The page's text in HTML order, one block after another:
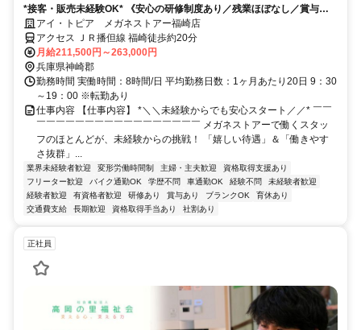
*接客・販売未経験OK* 《安心の研修制度あり／残業ほぼなし／賞与年2
回／インセンティブあり》
アイ・トピア メガネストアー福崎店
アクセス ＪＲ播但線 福崎徒歩約20分
月給211,500円～263,000円
兵庫県神崎郡
勤務時間 実働時間：8時間/日 平均勤務日数：1ヶ月あたり20日 9：30
～19：00 ※転勤あり
仕事内容 【仕事内容】 *＼＼未経験からでも安心スタート／／* ￣￣
￣￣￣￣￣￣￣￣￣￣￣￣￣￣￣￣￣ メガネストアーで働くスタッ
フのほとんどが、未経験からの挑戦！ 「嬉しい待遇」＆「働きやす
さ抜群」...
業界未経験者歓迎 変形労働時間制 主婦・主夫歓迎
資格取得支援あり
フリーター歓迎
バイク通勤OK 学歴不問 車通勤OK 経験不問
未経験者歓迎
経験者歓迎
有資格者歓迎 研修あり 賞与あり ブランクOK
育休あり
交通費支給
長期歓迎 資格取得手当あり 社割あり
正社員